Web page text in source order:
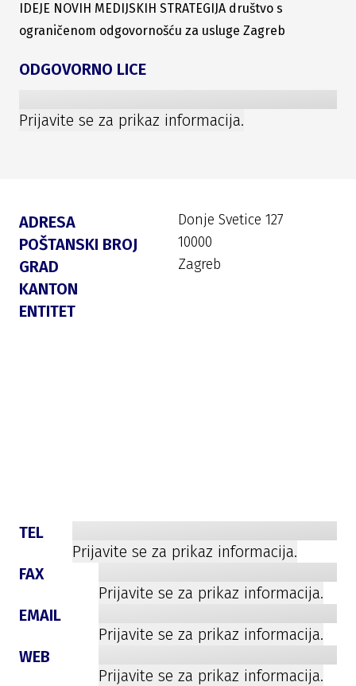
IDEJE NOVIH MEDIJSKIH STRATEGIJA društvo s
ograničenom odgovornošću za usluge Zagreb
ODGOVORNO LICE
Prijavite se za prikaz informacija.
ADRESA Donje Svetice 127
POŠTANSKI BROJ 10000
GRAD Zagreb
KANTON
ENTITET
TEL
Prijavite se za prikaz informacija.
FAX
Prijavite se za prikaz informacija.
EMAIL
Prijavite se za prikaz informacija.
WEB
Prijavite se za prikaz informacija.